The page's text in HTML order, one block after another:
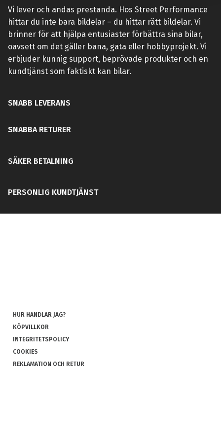
Vi lever och andas prestanda. Hos Street Performance
hittar du inte bara bildelar – du hittar rätt bildelar. Vi
brinner för att hjälpa entusiaster förbättra sina bilar,
oavsett om det gäller bana, gata eller hobbyprojekt. Vi
erbjuder kunnig support, beprövade produkter och en
kundtjänst som faktiskt kan bilar.
SNABB LEVERANS
SNABBA RETURER
SÄKER BETALNING
PERSONLIG KUNDTJÄNST
HUR HANDLAR JAG?
KÖPVILLKOR
INTEGRITETSPOLICY
COOKIES
REKLAMATION OCH RETUR